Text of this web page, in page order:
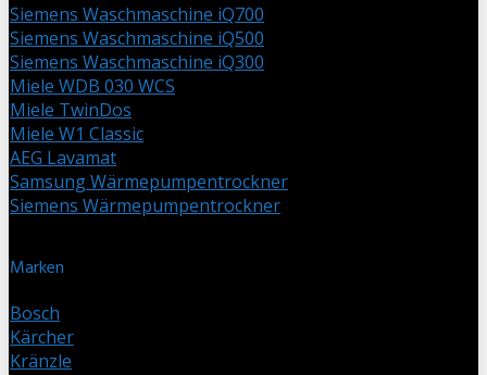
Siemens Waschmaschine iQ700
Siemens Waschmaschine iQ500
Siemens Waschmaschine iQ300
Miele WDB 030 WCS
Miele TwinDos
Miele W1 Classic
AEG Lavamat
Samsung Wärmepumpentrockner
Siemens Wärmepumpentrockner
Marken
Bosch
Kärcher
Kränzle